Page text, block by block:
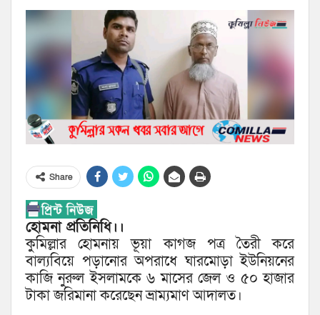
Share
হোমনা প্রতিনিধি।।
কুমিল্লার হোমনায় ভূয়া কাগজ পত্র তৈরী করে
বাল্যবিয়ে পড়ানোর অপরাধে ঘারমোড়া ইউনিয়নের
কাজি নুরুল ইসলামকে ৬ মাসের জেল ও ৫০ হাজার
টাকা জরিমানা করেছেন ভ্রাম্যমাণ আদালত।